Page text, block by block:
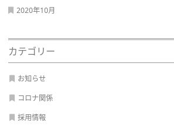
2020年10月
カテゴリー
お知らせ
コロナ関係
採用情報